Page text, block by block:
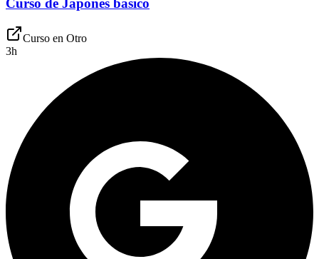
Curso de Japonés básico
Curso en Otro
3h